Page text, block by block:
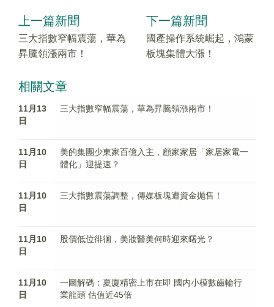
上一篇新聞
三大指數窄幅震蕩，華為
昇騰領漲兩市！
下一篇新聞
國產操作系統崛起，鴻蒙
板塊集體大漲！
相關文章
11月13
日
三大指數窄幅震蕩，華為昇騰領漲兩市！
11月10
日
美的集團少東家百億入主，顧家家居「家居家電一
體化」迎提速？
11月10
日
三大指數震蕩調整，傳媒板塊遭資金抛售！
11月10
日
股價低位徘徊，美妝醫美何時迎來曙光？
11月10
日
一圖解碼：夏廈精密上市在即 國内小模數齒輪行
業龍頭 估值近45倍